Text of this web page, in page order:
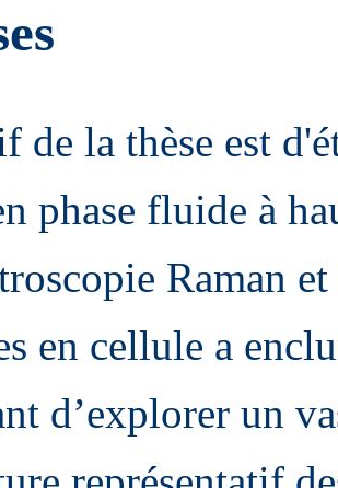
de la thèse est
phase fluide à
Raman
en cellule a
d’explorer un